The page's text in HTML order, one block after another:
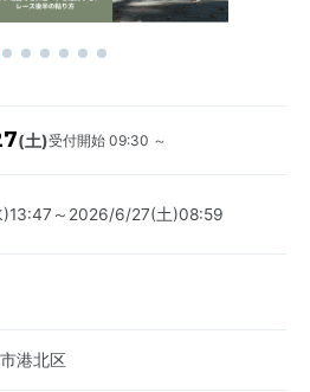
(土)受付開始 09:30 ～
～2026/6/27(土)08:59
港北区